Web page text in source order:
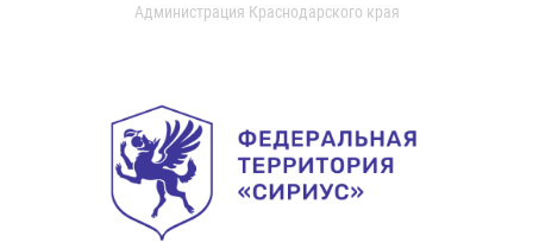
Администрация Краснодарского края